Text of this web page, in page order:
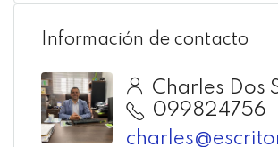
Información de contacto
Charles Dos
099824756